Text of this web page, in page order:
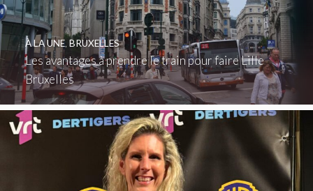
Les avantages à prendre le train pour faire Lille
Bruxelles
À LA UNE, BRUXELLES